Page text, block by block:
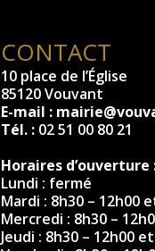
CONTACT
10 place de l’Église
85120 Vouvant
E-mail :
Tél. :02 51 00 80 21
Horaires d’ouverture
Lundi : fermé
Mardi : 8h30 – 12h00
Mercredi : 8h30 –
Jeudi : 8h30 – 12h00